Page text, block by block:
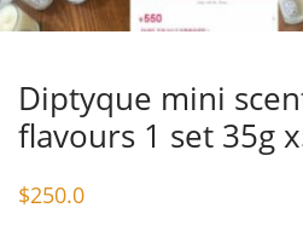
Diptyque mini
flavours 1 set 35g
$250.0